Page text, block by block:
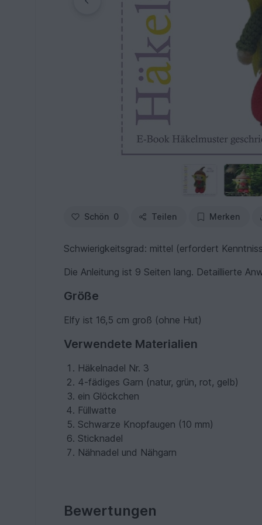
Schön 0 Teilen Merken
Schwierigkeitsgrad: mittel (erfordert
Die Anleitung ist 9 Seiten lang. Detaillierte
Größe
Elfy ist 16,5 cm groß (ohne Hut)
Verwendete Materialien
Häkelnadel Nr. 3
4-fädiges Garn (natur, grün, rot, gelb)
ein Glöckchen
Füllwatte
Schwarze Knopfaugen (10 mm)
Sticknadel
Nähnadel und Nähgarn
Bewertungen